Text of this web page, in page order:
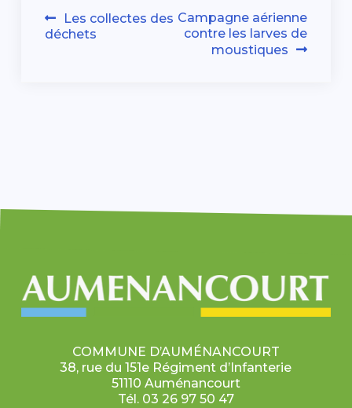
Navigation
de
Les collectes des
déchets
Campagne aérienne
contre les larves de
moustiques
COMMUNE D’AUMÉNANCOURT
38, rue du 151e Régiment d’Infanterie
51110 Auménancourt
Tél. 03 26 97 50 47